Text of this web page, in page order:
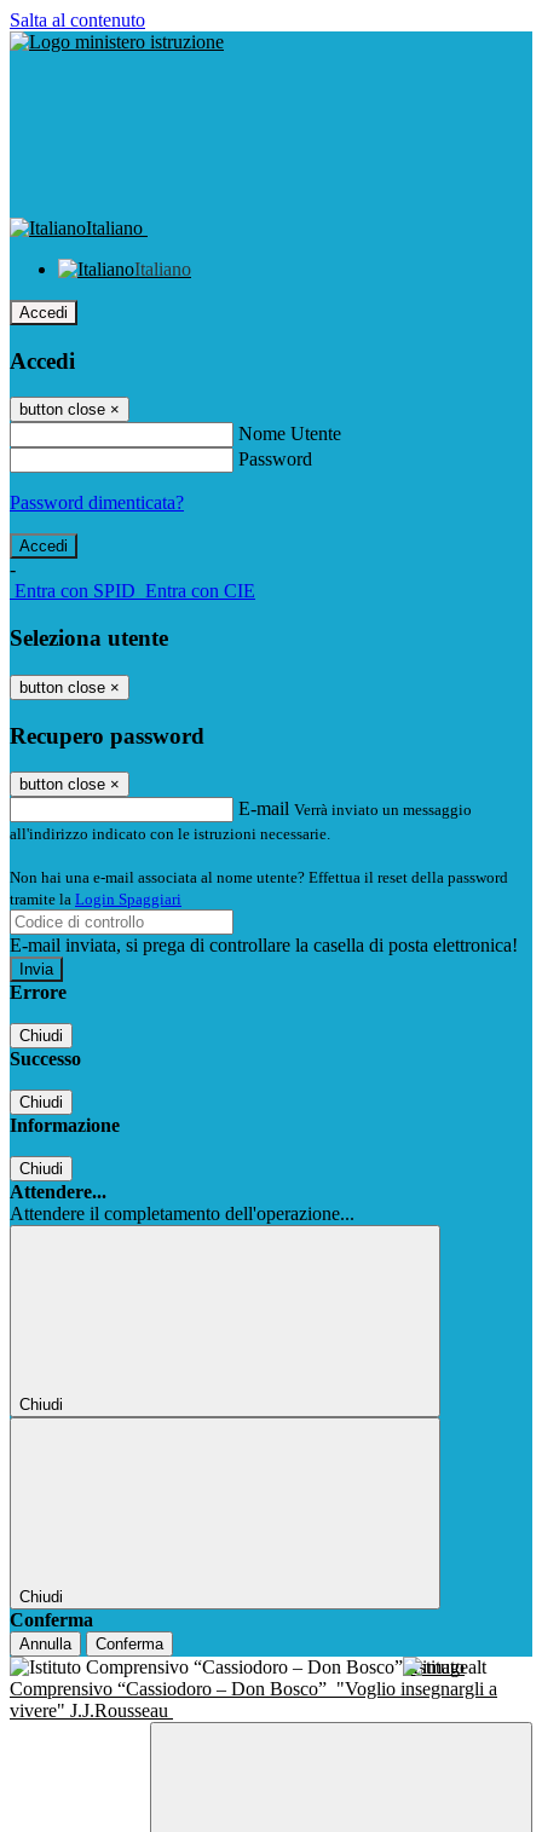
Salta al contenuto
Italiano
Italiano
Accedi
Accedi
button close ×
Nome Utente
Password
Password dimenticata?
-
Entra con SPID Entra con CIE
Seleziona utente
button close ×
Recupero password
button close ×
E-mail Verrà inviato un messaggio
all'indirizzo indicato con le istruzioni necessarie.
Non hai una e-mail associata al nome utente? Effettua il reset della password
tramite la Login Spaggiari
E-mail inviata, si prega di controllare la casella di posta elettronica!
Errore
Chiudi
Successo
Chiudi
Informazione
Chiudi
Attendere...
Attendere il completamento dell'operazione...
Chiudi
Chiudi
Conferma
Annulla Conferma
Istituto
Comprensivo “Cassiodoro – Don Bosco” "Voglio insegnargli a
vivere" J.J.Rousseau